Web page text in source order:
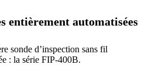
entièrement automatisées
sonde d’inspection sans fil
: la série FIP-400B.